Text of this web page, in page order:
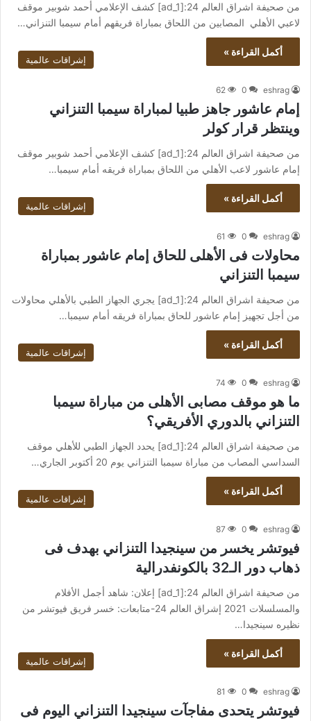
من صحيفة اشراق العالم 24:[ad_1] كشف الإعلامي أحمد شوبير موقف
لاعبي الأهلي المصابين من اللحاق بمباراة فريقهم أمام سيمبا التنزاني…
أكمل القراءة »
إشراقات عالمية
eshrag
0
62
إمام عاشور جاهز طبيا لمباراة سيمبا التنزاني
وينتظر قرار كولر
من صحيفة اشراق العالم 24:[ad_1] كشف الإعلامي أحمد شوبير موقف
إمام عاشور لاعب الأهلي من اللحاق بمباراة فريقه أمام سيمبا…
أكمل القراءة »
إشراقات عالمية
eshrag
0
61
محاولات فى الأهلى للحاق إمام عاشور بمباراة
سيمبا التنزاني
من صحيفة اشراق العالم 24:[ad_1] يجري الجهاز الطبي بالأهلي محاولات
من أجل تجهيز إمام عاشور للحاق بمباراة فريقه أمام سيمبا…
أكمل القراءة »
إشراقات عالمية
eshrag
0
74
ما هو موقف مصابى الأهلى من مباراة سيمبا
التنزاني بالدوري الأفريقي؟
من صحيفة اشراق العالم 24:[ad_1] يحدد الجهاز الطبي للأهلي موقف
السداسي المصاب من مباراة سيمبا التنزاني يوم 20 أكتوبر الجاري…
أكمل القراءة »
إشراقات عالمية
eshrag
0
87
فيوتشر يخسر من سينجيدا التنزاني بهدف فى
ذهاب دور الـ32 بالكونفدرالية
من صحيفة اشراق العالم 24:[ad_1] إعلان: شاهد أجمل الأفلام
والمسلسلات 2021 إشراق العالم 24-متابعات: خسر فريق فيوتشر من
نظيره سينجيدا…
أكمل القراءة »
إشراقات عالمية
eshrag
0
81
فيوتشر يتحدى مفاجآت سينجيدا التنزاني اليوم فى